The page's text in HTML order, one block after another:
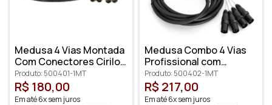
Medusa 4 Vias Montada
Com Conectores Cirilo
Cabos
Produto: 500401-1MT
R$ 180,00
Em até 6x sem juros
Medusa Combo 4 Vias
Profissional com
Conectores XLR
Anilhados
Produto: 500402-1MT
R$ 217,00
Em até 6x sem juros